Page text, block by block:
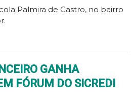
Palmira de Castro, no bairro
GANHA
FÓRUM DO SICREDI